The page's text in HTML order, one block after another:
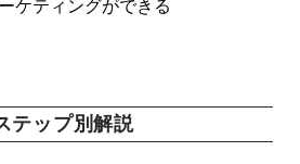
ケティングができる
テップ別解説